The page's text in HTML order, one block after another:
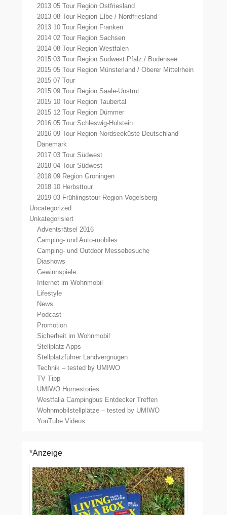
2013 05 Tour Region Ostfriesland
2013 08 Tour Region Elbe / Nordfriesland
2013 10 Tour Region Franken
2014 02 Tour Region Sachsen
2014 08 Tour Region Westfalen
2015 03 Tour Region Südwest Pfalz / Bodensee
2015 05 Tour Region Münsterland / Oberer Mittelrhein
2015 07 Tour
2015 09 Tour Region Saale-Unstrut
2015 10 Tour Region Taubertal
2015 12 Tour Region Dümmer
2016 05 Tour Schleswig-Holstein
2016 09 Tour Region Nordseeküste Deutschland
Dänemark
2017 03 Tour Südwest
2018 04 Tour Südwest
2018 09 Region Groningen
2018 10 Herbsttour
2019 03 Frühlingstour Region Vogelsberg
Uncategorized
Unkategorisiert
Adventsrätsel 2016
Camping- und Auto-mobiles
Camping- und Outdoor Messebesuche
Diashows
Gewinnspiele
Internet im Wohnmobil
Lifestyle
News
Podcast
Promotion
Sicherheit im Wohnmobil
Stellplatz Apps
Stellplatzführer Landvergnügen
Technik – tested by UMIWO
TV Tipp
UMIWO Homestories
Westfalia Campingbus Entdecker Treffen
Wohnmobilstellplätze – tested by UMIWO
YouTube Videos
*Anzeige